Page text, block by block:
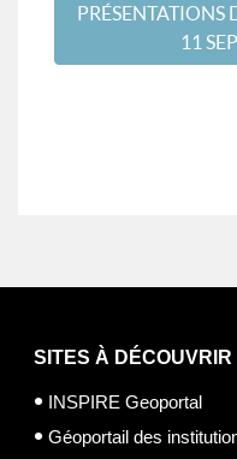
PRÉSENTATIONS
11
SITES À DÉCOUVRIR
INSPIRE Geoportal
Géoportail des